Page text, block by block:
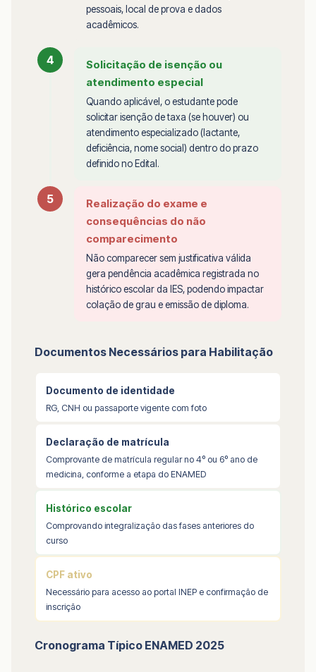
pessoais, local de prova e dados
acadêmicos.
4
Solicitação de isenção ou
atendimento especial
Quando aplicável, o estudante pode
solicitar isenção de taxa (se houver) ou
atendimento especializado (lactante,
deficiência, nome social) dentro do prazo
definido no Edital.
5
Realização do exame e
consequências do não
comparecimento
Não comparecer sem justificativa válida
gera pendência acadêmica registrada no
histórico escolar da IES, podendo impactar
colação de grau e emissão de diploma.
Documentos Necessários para Habilitação
Documento de identidade
RG, CNH ou passaporte vigente com foto
Declaração de matrícula
Comprovante de matrícula regular no 4º ou 6º ano de
medicina, conforme a etapa do ENAMED
Histórico escolar
Comprovando integralização das fases anteriores do
curso
CPF ativo
Necessário para acesso ao portal INEP e confirmação de
inscrição
Cronograma Típico ENAMED 2025